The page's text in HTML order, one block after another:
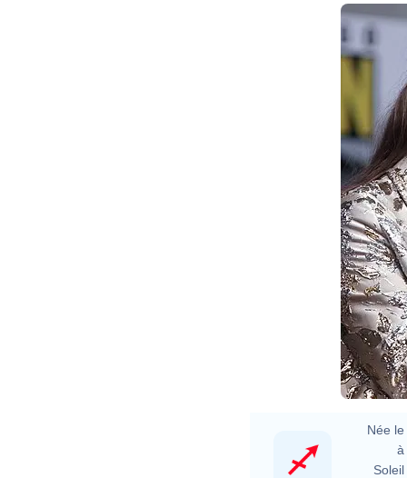
Née le
à
Soleil